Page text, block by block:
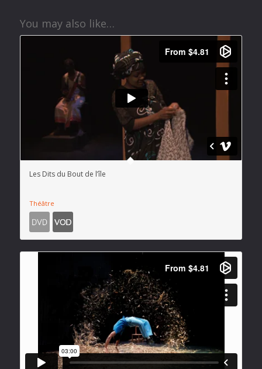
You may also like…
Les Dits du Bout de l’île
Théâtre